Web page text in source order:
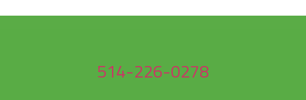
514-226-0278